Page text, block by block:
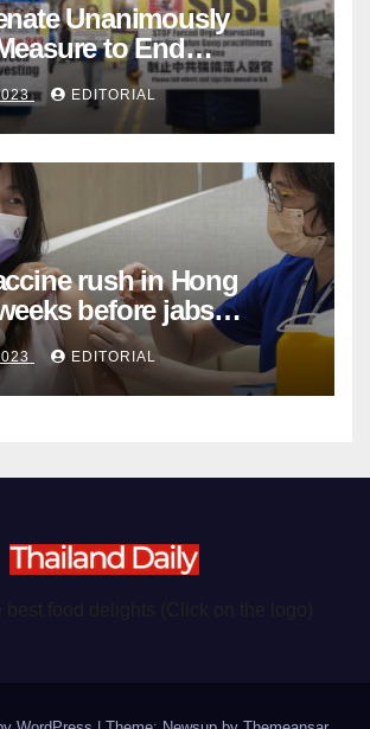
Unanimously
to End
in Beijing’s Forced
EDITORIAL
rush in Hong
before jabs
EDITORIAL